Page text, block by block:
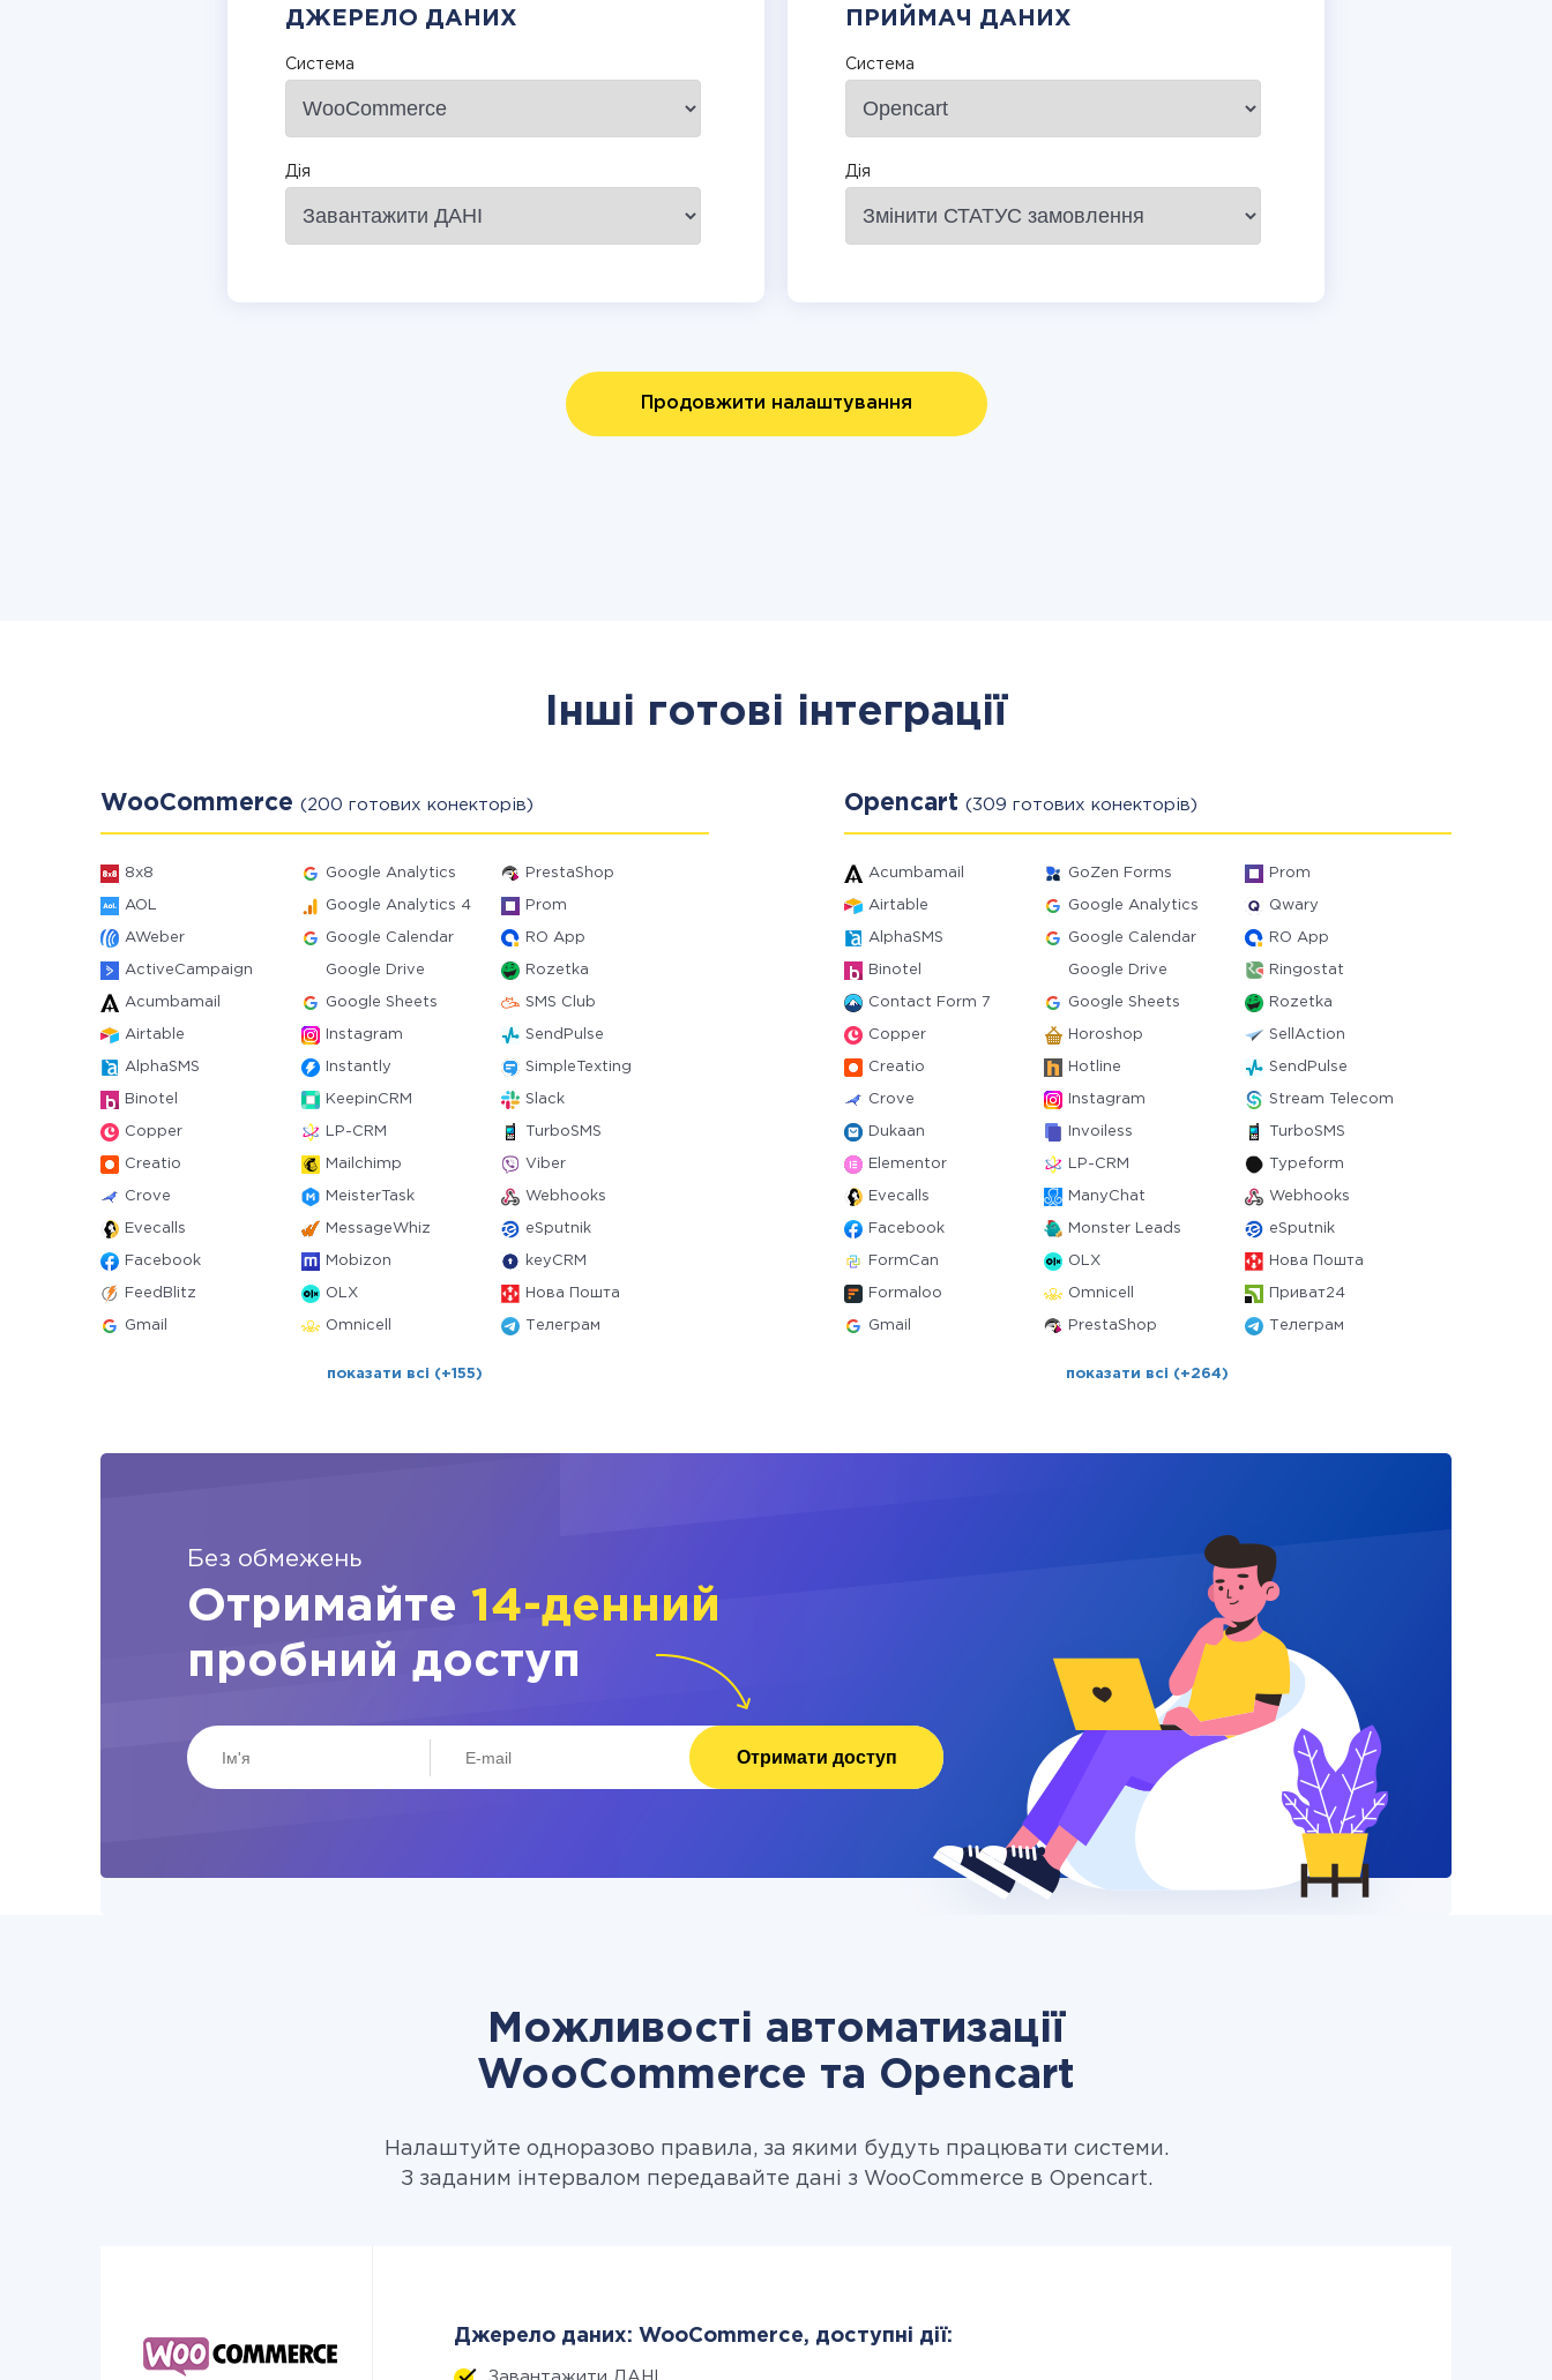
ДЖЕРЕЛО ДАНИХ
Система
Дія
ПРИЙМАЧ ДАНИХ
Система
Дія
Продовжити налаштування
Інші готові інтеграції
WooCommerce (200 готових конекторів)
8x8 Google Analytics PrestaShop
AOL Google Analytics 4 Prom
AWeber Google Calendar RO App
ActiveCampaign Google Drive Rozetka
Acumbamail Google Sheets SMS Club
Airtable Instagram SendPulse
AlphaSMS Instantly SimpleTexting
Binotel KeepinCRM Slack
Copper LP-CRM TurboSMS
Creatio Mailchimp Viber
Crove MeisterTask Webhooks
Evecalls MessageWhiz eSputnik
Facebook Mobizon keyCRM
FeedBlitz OLX Нова Пошта
Gmail Omnicell Телеграм
показати всі (+155)
Opencart (309 готових конекторів)
Acumbamail GoZen Forms Prom
Airtable Google Analytics Qwary
AlphaSMS Google Calendar RO App
Binotel Google Drive Ringostat
Contact Form 7 Google Sheets Rozetka
Copper Horoshop SellAction
Creatio Hotline SendPulse
Crove Instagram Stream Telecom
Dukaan Invoiless TurboSMS
Elementor LP-CRM Typeform
Evecalls ManyChat Webhooks
Facebook Monster Leads eSputnik
FormCan OLX Нова Пошта
Formaloo Omnicell Приват24
Gmail PrestaShop Телеграм
показати всі (+264)
Без обмежень
Отримайте 14-денний
пробний доступ
Отримати доступ
Можливості автоматизації
WooCommerce та Opencart
Налаштуйте одноразово правила, за якими будуть працювати системи.
З заданим інтервалом передавайте дані з WooCommerce в Opencart.
Джерело даних: WooCommerce, доступні дії: